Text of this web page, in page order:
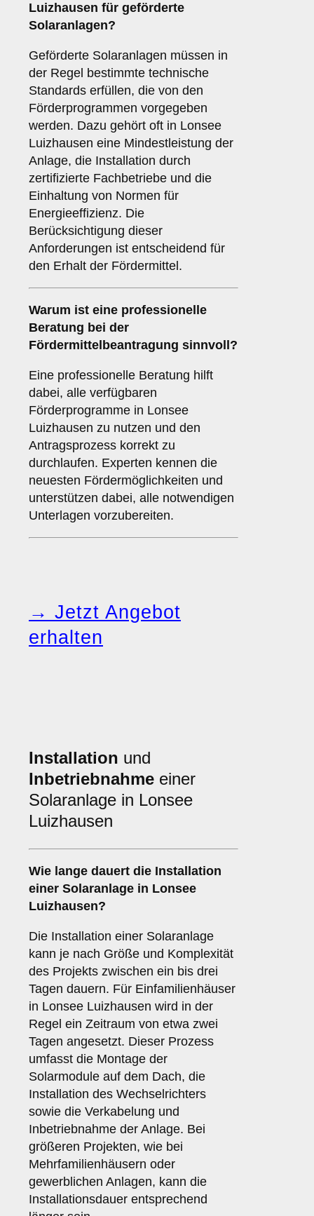
Luizhausen für geförderte
Solaranlagen?
Geförderte Solaranlagen müssen in
der Regel bestimmte technische
Standards erfüllen, die von den
Förderprogrammen vorgegeben
werden. Dazu gehört oft in Lonsee
Luizhausen eine Mindestleistung der
Anlage, die Installation durch
zertifizierte Fachbetriebe und die
Einhaltung von Normen für
Energieeffizienz. Die
Berücksichtigung dieser
Anforderungen ist entscheidend für
den Erhalt der Fördermittel.
Warum ist eine professionelle
Beratung bei der
Fördermittelbeantragung sinnvoll?
Eine professionelle Beratung hilft
dabei, alle verfügbaren
Förderprogramme in Lonsee
Luizhausen zu nutzen und den
Antragsprozess korrekt zu
durchlaufen. Experten kennen die
neuesten Fördermöglichkeiten und
unterstützen dabei, alle notwendigen
Unterlagen vorzubereiten.
→ Jetzt Angebot
erhalten
Installation und
Inbetriebnahme einer
Solaranlage in Lonsee
Luizhausen
Wie lange dauert die Installation
einer Solaranlage in Lonsee
Luizhausen?
Die Installation einer Solaranlage
kann je nach Größe und Komplexität
des Projekts zwischen ein bis drei
Tagen dauern. Für Einfamilienhäuser
in Lonsee Luizhausen wird in der
Regel ein Zeitraum von etwa zwei
Tagen angesetzt. Dieser Prozess
umfasst die Montage der
Solarmodule auf dem Dach, die
Installation des Wechselrichters
sowie die Verkabelung und
Inbetriebnahme der Anlage. Bei
größeren Projekten, wie bei
Mehrfamilienhäusern oder
gewerblichen Anlagen, kann die
Installationsdauer entsprechend